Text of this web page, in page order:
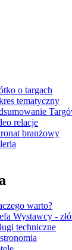
o targach
tematyczny
relacje
branżowy
warto?
Wystawcy -
techniczne